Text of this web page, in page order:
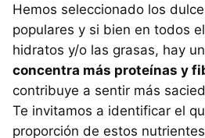
Hemos seleccionado los
populares y si bien en todos
hidratos y/o las grasas, hay un
concentra más proteínas y
contribuye a sentir más
Te invitamos a identificar el
proporción de estos nutrientes